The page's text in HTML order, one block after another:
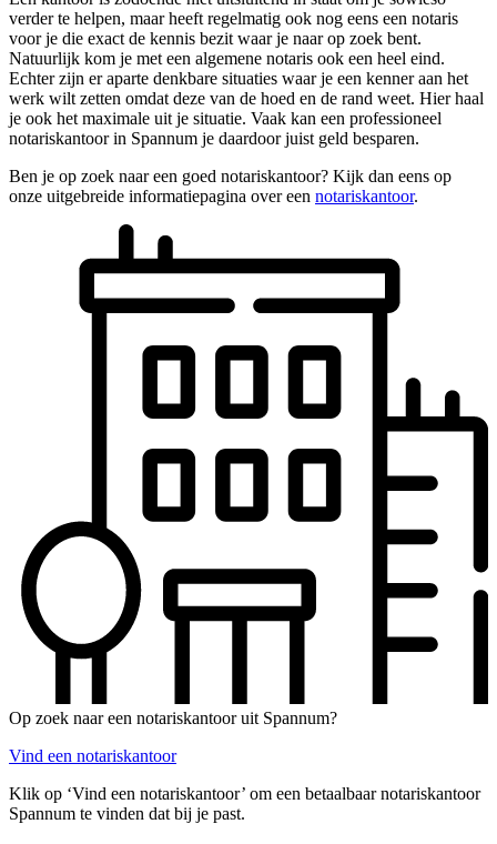
verder te helpen, maar heeft regelmatig ook nog eens een notaris
voor je die exact de kennis bezit waar je naar op zoek bent.
Natuurlijk kom je met een algemene notaris ook een heel eind.
Echter zijn er aparte denkbare situaties waar je een kenner aan het
werk wilt zetten omdat deze van de hoed en de rand weet. Hier haal
je ook het maximale uit je situatie. Vaak kan een professioneel
notariskantoor in Spannum je daardoor juist geld besparen.
Ben je op zoek naar een goed notariskantoor? Kijk dan eens op
onze uitgebreide informatiepagina over een notariskantoor.
Op zoek naar een notariskantoor uit Spannum?
Vind een notariskantoor
Klik op ‘Vind een notariskantoor’ om een betaalbaar notariskantoor
Spannum te vinden dat bij je past.